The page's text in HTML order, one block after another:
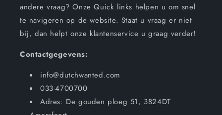
andere vraag? Onze Quick links helpen u om snel
te navigeren op de website. Staat u vraag er niet
bij, dan helpt onze klantenservice u graag verder!
Contactgegevens:
info@dutchwanted.com
033-4700700
Adres: De gouden ploeg 51, 3824DT